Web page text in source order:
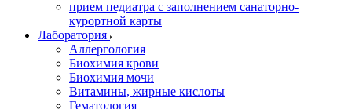
прием педиатра с заполнением санаторно-
курортной карты
Лаборатория
Аллергология
Биохимия крови
Биохимия мочи
Витамины, жирные кислоты
Гематология